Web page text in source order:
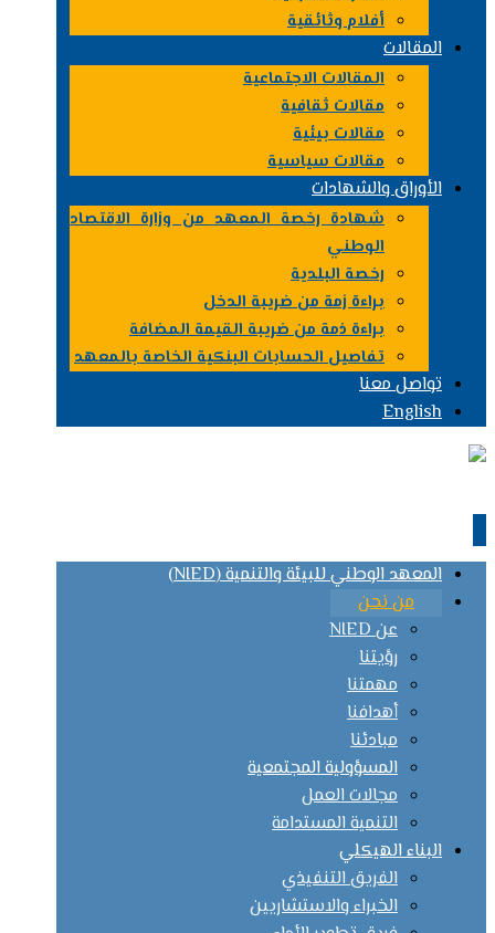
أفلام وثائقية
المقالات
المقالات الاجتماعية
مقالات ثقافية
مقالات بيئية
مقالات سياسية
الأوراق والشهادات
شهادة رخصة المعهد من وزارة الاقتصاد
الوطني
رخصة البلدية
براءة زمة من ضريبة الدخل
براءة ذمة من ضريبة القيمة المضافة
تفاصيل الحسابات البنكية الخاصة بالمعهد
تواصل معنا
English
المعهد الوطني للبيئة والتنمية (NIED)
من نحن
عن NIED
رؤيتنا
مهمتنا
أهدافنا
مبادئنا
المسؤولية المجتمعية
مجالات العمل
التنمية المستدامة
البناء الهيكلي
الفريق التنفيذي
الخبراء والاستشاريين